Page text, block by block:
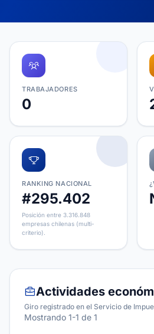
TRABAJADORES
0
RANKING NACIONAL
#295.402
Posición entre 3.316.848
empresas chilenas (multi-
criterio).
Actividades
Giro registrado en el Servicio de
Mostrando 1-1 de 1